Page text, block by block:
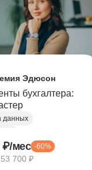
Эдюсон
бухгалтера:
данных
₽/мес -60%
700 ₽